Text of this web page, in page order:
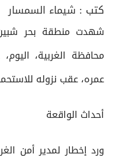
كتب : شيماء السمسار
شهدت منطقة بحر شبين
محافظة الغربية،
عمره، عقب نزوله
أحداث الواقعة
ورد إخطار لمدير أمن